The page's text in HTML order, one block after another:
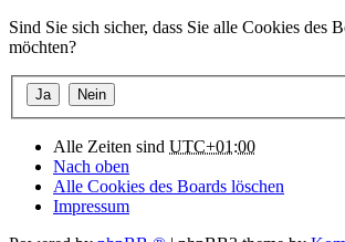
Sind Sie sich sicher, dass Sie alle Cookies des
möchten?
Alle Zeiten sind UTC+01:00
Nach oben
Alle Cookies des Boards löschen
Impressum